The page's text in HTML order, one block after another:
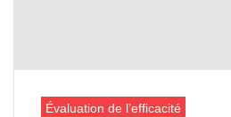
Évaluation de l’efficacité